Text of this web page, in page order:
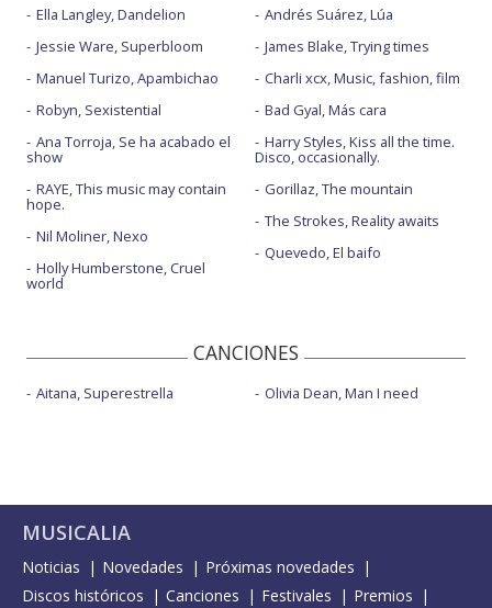
Ella Langley, Dandelion
Jessie Ware, Superbloom
Manuel Turizo, Apambichao
Robyn, Sexistential
Ana Torroja, Se ha acabado el
show
RAYE, This music may contain
hope.
Nil Moliner, Nexo
Holly Humberstone, Cruel
world
Andrés Suárez, Lúa
James Blake, Trying times
Charli xcx, Music, fashion, film
Bad Gyal, Más cara
Harry Styles, Kiss all the time.
Disco, occasionally.
Gorillaz, The mountain
The Strokes, Reality awaits
Quevedo, El baifo
CANCIONES
Aitana, Superestrella Olivia Dean, Man I need
MUSICALIA
Noticias Novedades
Próximas novedades
Discos históricos
Canciones Festivales
Premios